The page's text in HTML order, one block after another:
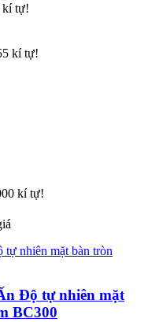
kí tự!
kí tự!
kí tự!
Độ tự nhiên mặt
BC300